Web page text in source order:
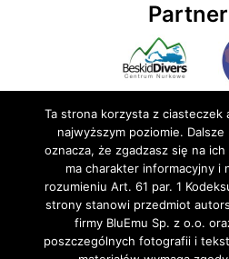
© 2020 BluEmu sp. z o.o.
Ta strona korzysta z ciasteczek
najwyższym poziomie.
oznacza, że zgadzasz się na
ma charakter informacyjny i
rozumieniu Art. 61 par. 1
strony stanowi przedmiot
firmy BluEmu Sp. z o.o.
poszczególnych fotografii i